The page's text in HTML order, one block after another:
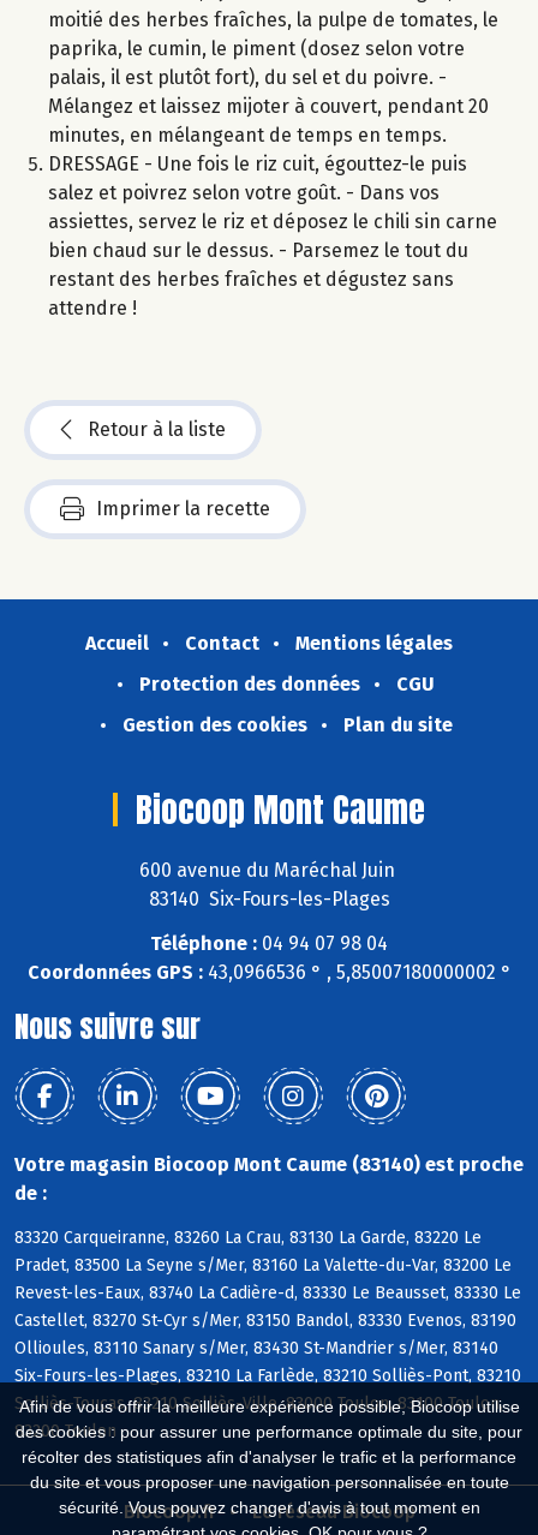
Afin de vous offrir la meilleure expérience possible, Biocoop utilise
des cookies : pour assurer une performance optimale du site, pour
récolter des statistiques afin d'analyser le trafic et la performance
du site et vous proposer une navigation personnalisée en toute
sécurité. Vous pouvez changer d'avis à tout moment en
moitié des herbes fraîches, la pulpe de tomates, le
paprika, le cumin, le piment (dosez selon votre
palais, il est plutôt fort), du sel et du poivre. -
Mélangez et laissez mijoter à couvert, pendant 20
minutes, en mélangeant de temps en temps.
DRESSAGE - Une fois le riz cuit, égouttez-le puis
salez et poivrez selon votre goût. - Dans vos
assiettes, servez le riz et déposez le chili sin carne
bien chaud sur le dessus. - Parsemez le tout du
restant des herbes fraîches et dégustez sans
attendre !
Retour à la liste
Imprimer la recette
Accueil Contact
Mentions légales
Protection des données
CGU
Gestion des cookies
Plan du site
Biocoop Mont Caume
600 avenue du Maréchal Juin
83140 Six-Fours-les-Plages
Téléphone : 04 94 07 98 04
Coordonnées GPS :43,0966536 ° , 5,85007180000002 °
Nous suivre sur
Votre magasin Biocoop Mont Caume (83140) est proche
de :
83320 Carqueiranne, 83260 La Crau, 83130 La Garde, 83220 Le
Pradet, 83500 La Seyne s/Mer, 83160 La Valette-du-Var, 83200 Le
Revest-les-Eaux, 83740 La Cadière-d, 83330 Le Beausset, 83330 Le
Castellet, 83270 St-Cyr s/Mer, 83150 Bandol, 83330 Evenos, 83190
Ollioules, 83110 Sanary s/Mer, 83430 St-Mandrier s/Mer, 83140
Six-Fours-les-Plages, 83210 La Farlède, 83210 Solliès-Pont, 83210
Solliès-Toucas, 83210 Solliès-Ville, 83000 Toulon, 83100 Toulon,
83200 Toulon
Biocoop.fr
Le réseau Biocoop